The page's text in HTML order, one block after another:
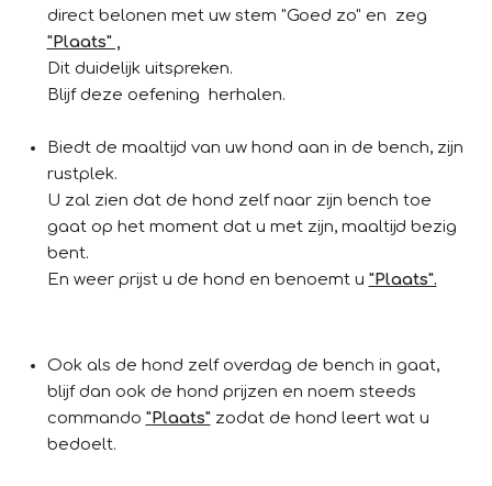
direct belonen met uw stem "Goed zo" en zeg
"Plaats" ,
Dit duidelijk uitspreken.
Blijf deze oefening herhalen.
Biedt de maaltijd van uw hond aan in de bench, zijn
rustplek.
U zal zien dat de hond zelf naar zijn bench toe
gaat op het moment dat u met zijn, maaltijd bezig
bent.
En weer prijst u de hond en benoemt u "Plaats".
Ook als de hond zelf overdag de bench in gaat,
blijf dan ook de hond prijzen en noem steeds
commando "Plaats"zodat de hond leert wat u
bedoelt.